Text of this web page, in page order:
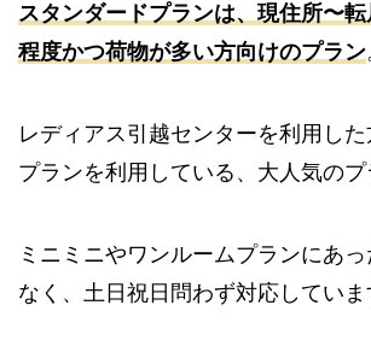
スタンダードプランは、現住所〜
程度かつ荷物が多い方向けのプラン
レディアス引越センターを利用し
プランを利用している、大人気のプ
ミニミニやワンルームプランにあ
なく、土日祝日問わず対応していま